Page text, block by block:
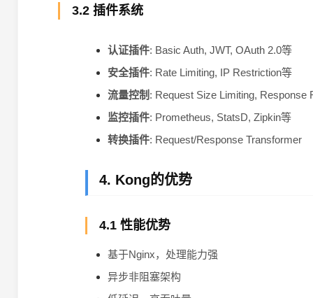
3.2 插件系统
认证插件: Basic Auth, JWT, OAuth 2.0等
安全插件: Rate Limiting, IP Restriction等
流量控制 : Request Size Limiting, Response
监控插件: Prometheus, StatsD, Zipkin等
转换插件: Request/Response Transformer
4. Kong的优势
4.1 性能优势
基于Nginx，处理能力强
异步非阻塞架构